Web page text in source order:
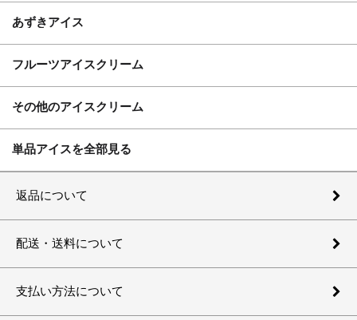
あずきアイス
フルーツアイスクリーム
その他のアイスクリーム
単品アイスを全部見る
返品について
配送・送料について
支払い方法について